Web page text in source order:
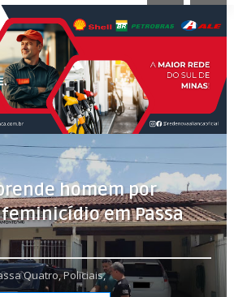
homem por
em Passa
Quatro,Policiais,